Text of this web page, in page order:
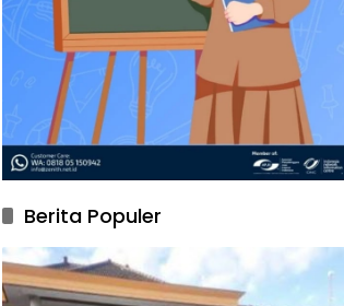
Berita Populer